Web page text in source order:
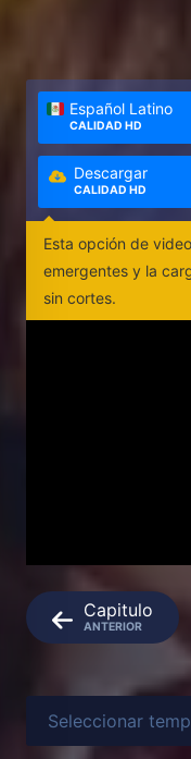
Español Latino
CALIDAD HD
Descargar
CALIDAD HD
Esta opción de
emergentes y la
sin cortes.
Capitulo
ANTERIOR
Seleccionar